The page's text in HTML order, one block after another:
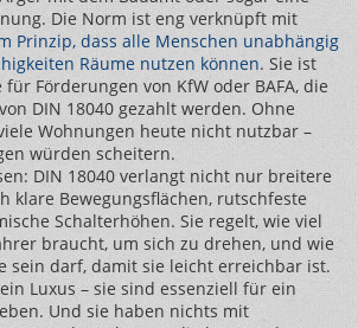
Die Norm ist eng verknüpft mit
Prinzip, dass alle Menschen unabhängig
Räume nutzen können. Sie ist
Förderungen von KfW oder BAFA, die
DIN 18040 gezahlt werden. Ohne
Wohnungen heute nicht nutzbar –
würden scheitern.
DIN 18040 verlangt nicht nur breitere
klare Bewegungsflächen, rutschfeste
Schalterhöhen. Sie regelt, wie viel
braucht, um sich zu drehen, und wie
sein darf, damit sie leicht erreichbar ist.
Luxus – sie sind essenziell für ein
Und sie haben nichts mit